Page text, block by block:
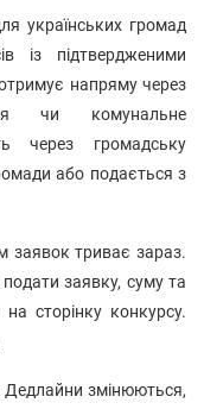
українських громад
із підтвердженими
напряму через
чи комунальне
через громадську
або подається з
заявок триває зараз.
заявку, суму та
сторінку конкурсу.
Дедлайни змінюються,